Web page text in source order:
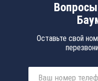
Оставьте свой